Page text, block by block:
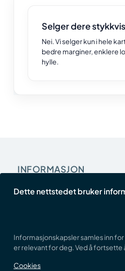
Selger dere
Nei. Vi selger kun i hele
bedre marginer, enklere
hylle.
INFORMASJON
Personvernerklæring
Dette nettstedet bruker
Informasjonskapsler samles inn
er relevant for deg. Ved å fortsette
Cookies